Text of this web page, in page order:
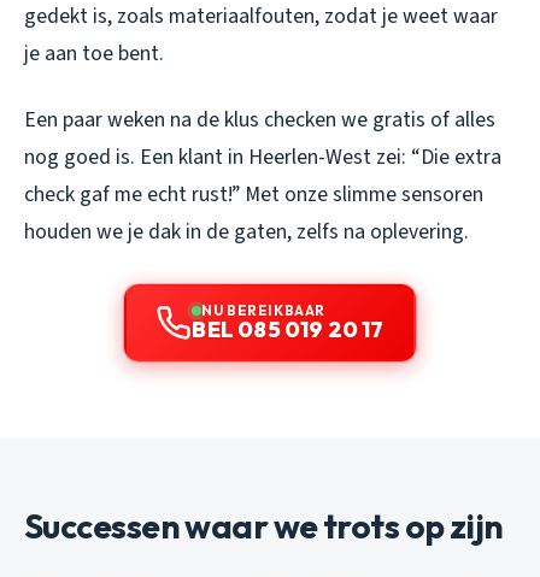
gedekt is, zoals materiaalfouten, zodat je weet waar
je aan toe bent.
Een paar weken na de klus checken we gratis of alles
nog goed is. Een klant in Heerlen-West zei: “Die extra
check gaf me echt rust!” Met onze slimme sensoren
houden we je dak in de gaten, zelfs na oplevering.
NU BEREIKBAAR
BEL 085 019 20 17
Successen waar we trots op zijn